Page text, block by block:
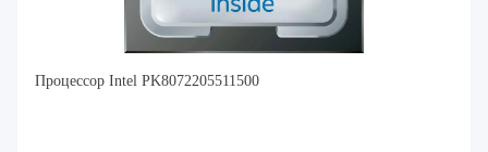
Процессор Intel PK8072205511500